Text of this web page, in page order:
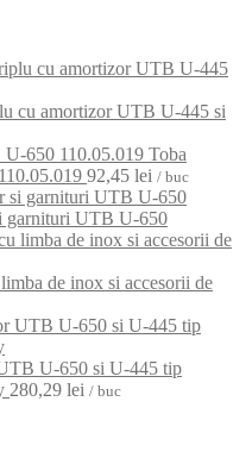
cu amortizor UTB U-445 si
Toba
92,45 lei / buc
garnituri UTB U-650
de inox si accesorii de
U-650 si U-445 tip
280,29 lei / buc